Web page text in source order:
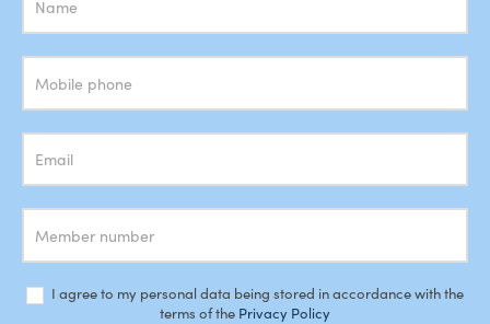
Newsletter
I agree to my personal data being stored in accordance with the
terms of the Privacy Policy